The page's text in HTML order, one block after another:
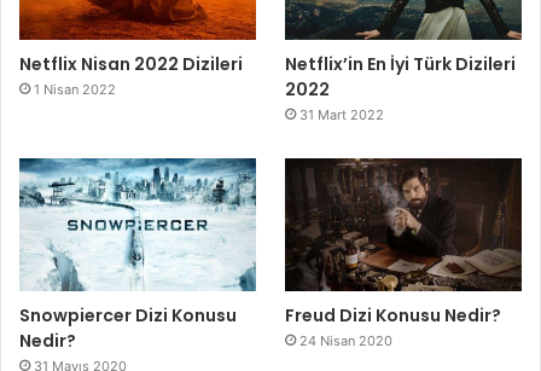
Netflix Nisan 2022 Dizileri
1 Nisan 2022
Netflix’in En İyi Türk Dizileri
2022
31 Mart 2022
Snowpiercer Dizi Konusu
Nedir?
31 Mayıs 2020
Freud Dizi Konusu Nedir?
24 Nisan 2020